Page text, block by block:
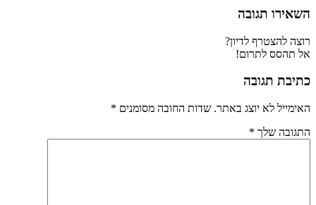
השאירו תגובה
רוצה להצטרף לדיון?
אל תהסס לתרום!
כתיבת תגובה
האימייל לא יוצג באתר. שדות החובה מסומנים *
התגובה שלך *